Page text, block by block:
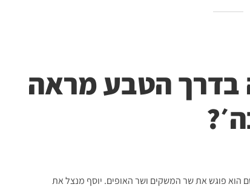
בדרך הטבע מראה
הוא פוגש את שר המשקים ושר האופים. יוסף מנצל את